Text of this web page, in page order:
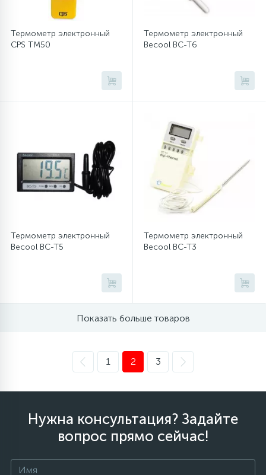
Термометр электронный
CPS TM50
Термометр электронный
Becool BC-T6
Термометр электронный
Becool BC-T5
Термометр электронный
Becool BC-T3
Показать больше товаров
1 2 3
Нужна консультация? Задайте
вопрос прямо сейчас!